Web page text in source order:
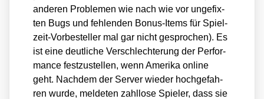
ande­ren Pro­ble­men wie nach wie vor unge­fix­
ten Bugs und feh­len­den Bonus-Items für Spiel­
zeit-Vor­be­stel­ler mal gar nicht gespro­chen). Es
ist eine deut­li­che Ver­schlech­te­rung der Per­for­
mance fest­zu­stel­len, wenn Ame­ri­ka online
geht. Nach­dem der Ser­ver wie­der hoch­ge­fah­
ren wur­de, mel­de­ten zahl­lo­se Spie­ler, dass sie